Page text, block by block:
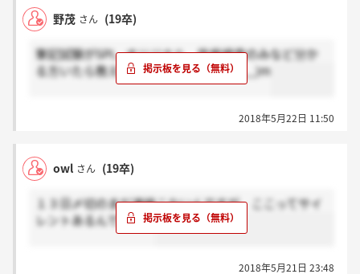
野茂 さん (19卒)
筆記試験がSPI、オリジナル、性格検査のみなど分か
る方いたら教えていただきたいですm(__)m
2018年5月22日 11:50
owl さん (19卒)
１３日〆切のまだ連絡こないんですが、ここってサイ
レントあるんですか？
2018年5月21日 23:48